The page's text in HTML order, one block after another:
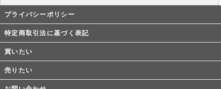
プライバシーポリシー
特定商取引法に基づく表記
買いたい
売りたい